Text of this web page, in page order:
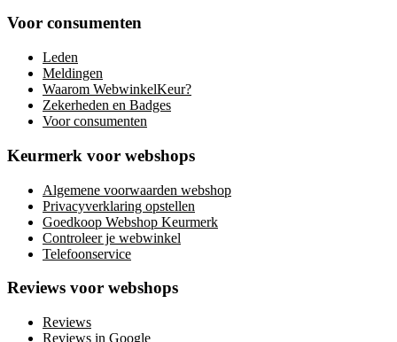
Voor consumenten
Leden
Meldingen
Waarom WebwinkelKeur?
Zekerheden en Badges
Voor consumenten
Keurmerk voor webshops
Algemene voorwaarden webshop
Privacyverklaring opstellen
Goedkoop Webshop Keurmerk
Controleer je webwinkel
Telefoonservice
Reviews voor webshops
Reviews
Reviews in Google